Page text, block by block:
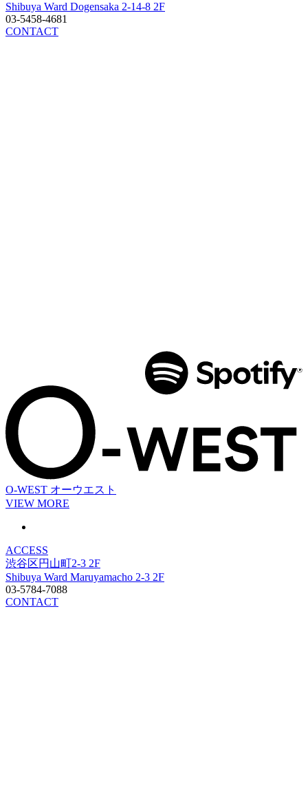
Shibuya Ward Dogensaka 2-14-8 2F
03-5458-4681
CONTACT
O-WEST オーウエスト
VIEW MORE
ACCESS
渋谷区円山町2-3 2F
Shibuya Ward Maruyamacho 2-3 2F
03-5784-7088
CONTACT